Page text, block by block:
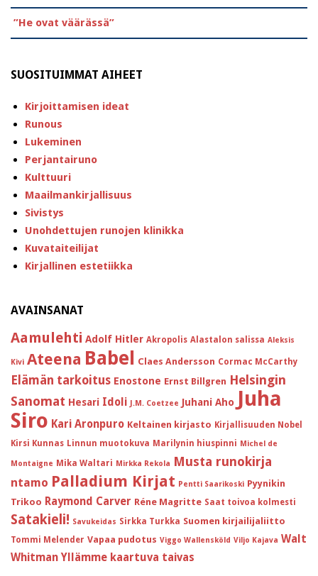
”He ovat väärässä”
SUOSITUIMMAT AIHEET
Kirjoittamisen ideat
Runous
Lukeminen
Perjantairuno
Kulttuuri
Maailmankirjallisuus
Sivistys
Unohdettujen runojen klinikka
Kuvataiteilijat
Kirjallinen estetiikka
AVAINSANAT
Aamulehti Adolf Hitler Akropolis Alastalon salissa Aleksis
Kivi Ateena Babel Claes Andersson Cormac McCarthy
Elämän tarkoitus Enostone Ernst Billgren Helsingin
Sanomat Hesari Idoli J.M. Coetzee Juhani Aho Juha
Siro Kari Aronpuro Keltainen kirjasto Kirjallisuuden Nobel
Kirsi Kunnas Linnun muotokuva Marilynin hiuspinni Michel de
Montaigne Mika Waltari Mirkka Rekola Musta runokirja
ntamo Palladium Kirjat Pentti Saarikoski Pyynikin
Trikoo Raymond Carver Réne Magritte Saat toivoa kolmesti
Satakieli! Savukeidas Sirkka Turkka Suomen kirjailijaliitto
Tommi Melender Vapaa pudotus Viggo Wallensköld Viljo Kajava Walt
Whitman Yllämme kaartuva taivas